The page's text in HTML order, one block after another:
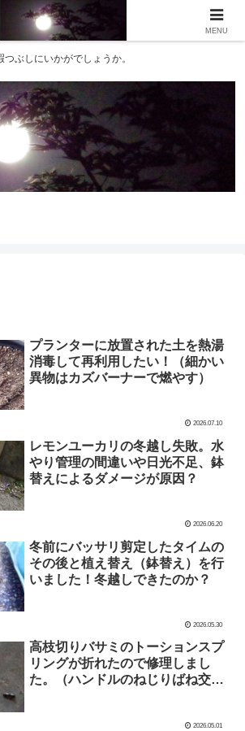
つぶしにいかがでしょうか。
プランターに放置された土を熱湯
消毒して再利用したい！（細かい
異物はカズバーナーで燃やす）
2026.07.10
レモンユーカリの冬越し失敗。水
やり管理の間違いや日光不足、鉢
替えによるダメージが原因？
2026.06.20
冬前にバッサリ剪定したタイムの
その後と植え替え（鉢替え）を行
いました！冬越しできたのか？
2026.05.30
高枝切りバサミのトーションスプ
リングが折れたので修理しまし
た。（ハンドルのねじりばね交
2026.05.01
MENU